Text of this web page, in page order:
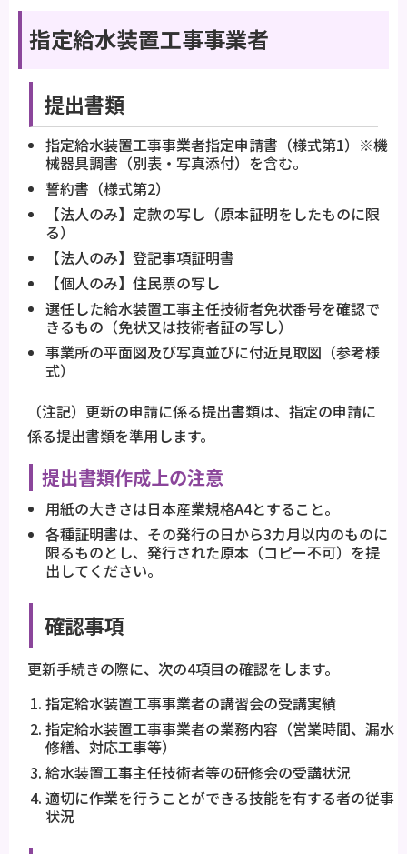
指定給水装置工事事業者
提出書類
指定給水装置工事事業者指定申請書（様式第1）※機
械器具調書（別表・写真添付）を含む。
誓約書（様式第2）
【法人のみ】定款の写し（原本証明をしたものに限
る）
【法人のみ】登記事項証明書
【個人のみ】住民票の写し
選任した給水装置工事主任技術者免状番号を確認で
きるもの（免状又は技術者証の写し）
事業所の平面図及び写真並びに付近見取図（参考様
式）
（注記）更新の申請に係る提出書類は、指定の申請に
係る提出書類を準用します。
提出書類作成上の注意
用紙の大きさは日本産業規格A4とすること。
各種証明書は、その発行の日から3カ月以内のものに
限るものとし、発行された原本（コピー不可）を提
出してください。
確認事項
更新手続きの際に、次の4項目の確認をします。
指定給水装置工事事業者の講習会の受講実績
指定給水装置工事事業者の業務内容（営業時間、漏水
修繕、対応工事等）
給水装置工事主任技術者等の研修会の受講状況
適切に作業を行うことができる技能を有する者の従事
状況